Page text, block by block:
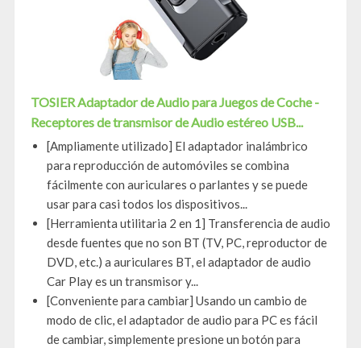
TOSIER Adaptador de Audio para Juegos de Coche -
Receptores de transmisor de Audio estéreo USB...
[Ampliamente utilizado] El adaptador inalámbrico
para reproducción de automóviles se combina
fácilmente con auriculares o parlantes y se puede
usar para casi todos los dispositivos...
[Herramienta utilitaria 2 en 1] Transferencia de audio
desde fuentes que no son BT (TV, PC, reproductor de
DVD, etc.) a auriculares BT, el adaptador de audio
Car Play es un transmisor y...
[Conveniente para cambiar] Usando un cambio de
modo de clic, el adaptador de audio para PC es fácil
de cambiar, simplemente presione un botón para